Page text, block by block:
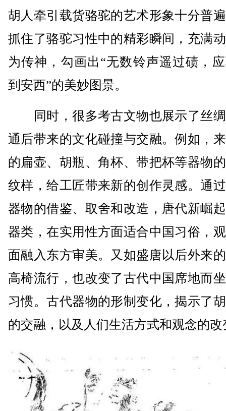
胡人牵引载货骆驼的艺术形象十分普
抓住了骆驼习性中的精彩瞬间，充满
为传神，勾画出“无数铃声遥过碛，
到安西”的美妙图景。
同时，很多考古文物也展示了丝
通后带来的文化碰撞与交融。例如，
的扁壶、胡瓶、角杯、带把杯等器物
纹样，给工匠带来新的创作灵感。通
器物的借鉴、取舍和改造，唐代新崛
器类，在实用性方面适合中国习俗，
面融入东方审美。又如盛唐以后外来
高椅流行，也改变了古代中国席地而
习惯。古代器物的形制变化，揭示了
的交融，以及人们生活方式和观念的改